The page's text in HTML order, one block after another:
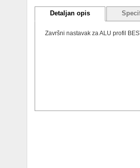
Detaljan opis
Završni nastavak za ALU profil